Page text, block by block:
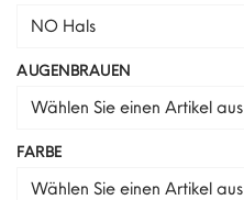
NO Hals
AUGENBRAUEN
Wählen Sie einen Artikel aus
FARBE
Wählen Sie einen Artikel aus